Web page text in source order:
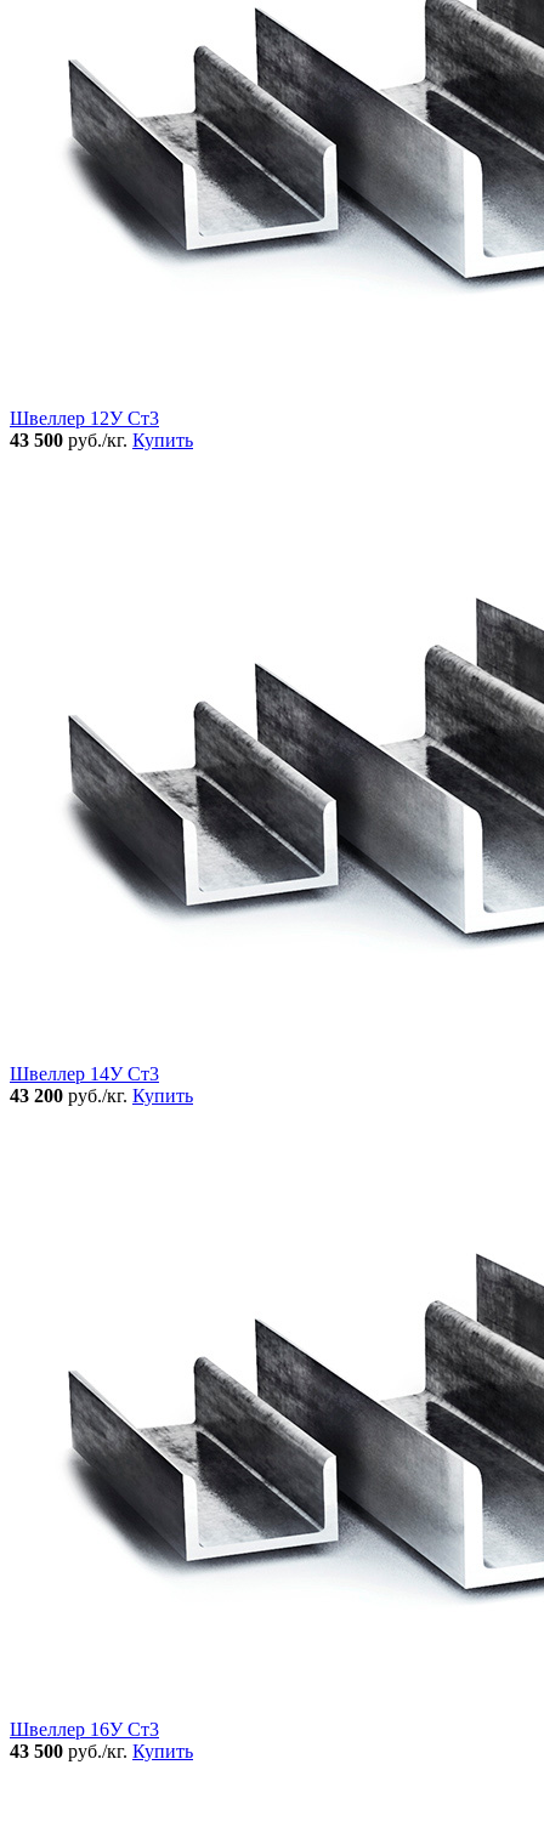
Швеллер 12У Ст3
43 500 руб./кг. Купить
Швеллер 14У Ст3
43 200 руб./кг. Купить
Швеллер 16У Ст3
43 500 руб./кг. Купить